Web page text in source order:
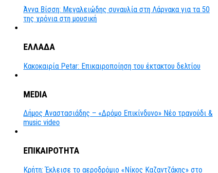
Άννα Βίσση: Μεγαλειώδης συναυλία στη Λάρνακα για τα 50
της χρόνια στη μουσική
ΕΛΛΑΔΑ
Κακοκαιρία Petar: Επικαιροποίηση του έκτακτου δελτίου
MEDIA
Δήμος Αναστασιάδης – «Δρόμο Επικίνδυνο» Νέο τραγούδι &
music video
ΕΠΙΚΑΙΡΟΤΗΤΑ
Κρήτη: Έκλεισε το αεροδρόμιο «Νίκος Καζαντζάκης» στο